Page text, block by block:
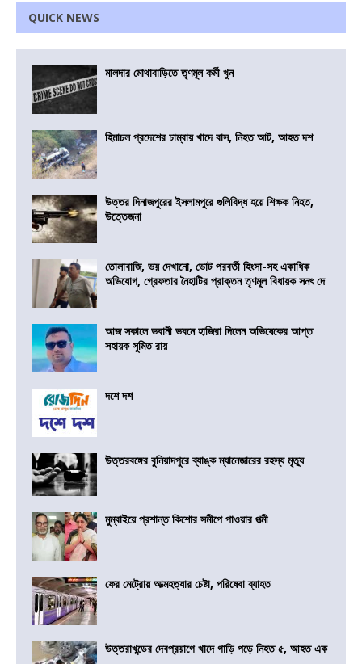
QUICK NEWS
মালদার মোথাবাড়িতে তৃণমূল কর্মী খুন
হিমাচল প্রদেশের চাম্বায় খাদে বাস, নিহত আট, আহত দশ
উত্তর দিনাজপুরের ইসলামপুরে গুলিবিদ্ধ হয়ে শিক্ষক নিহত,
উত্তেজনা
তোলাবাজি, ভয় দেখানো, ভোট পরবর্তী হিংসা-সহ একাধিক
অভিযোগ, গ্রেফতার নৈহাটির প্রাক্তন তৃণমূল বিধায়ক সনৎ দে
আজ সকালে ভবানী ভবনে হাজিরা দিলেন অভিষেকের আপ্ত
সহায়ক সুমিত রায়
দশে দশ
উত্তরবঙ্গের বুনিয়াদপুরে ব্যাঙ্ক ম্যানেজারের রহস্য মৃত্যু
মুম্বাইয়ে প্রশান্ত কিশোর সমীপে পাওয়ার পত্মী
ফের মেট্রোয় আত্মহত্যার চেষ্টা, পরিষেবা ব্যাহত
উত্তরাখন্ডের দেবপ্রয়াগে খাদে গাড়ি পড়ে নিহত ৫, আহত এক